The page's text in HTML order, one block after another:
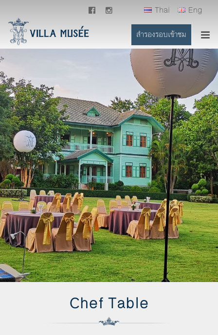
Thai Eng
สำรองรอบเข้าชม
111 หมู่ 2 ถนนธนะรัชต์ ตำบลหมูสี อำเภอปากช่อง จังหวัด
เกี่ยวกับเรา
วิลล่า
พิพิธภัณฑ์
นิทรรศการ
ร้านอาหาร & บาร์
กิจกรรม
รวมรูปภาพ
ที่ตั้ง
ติดต่อเรา
Chef Table